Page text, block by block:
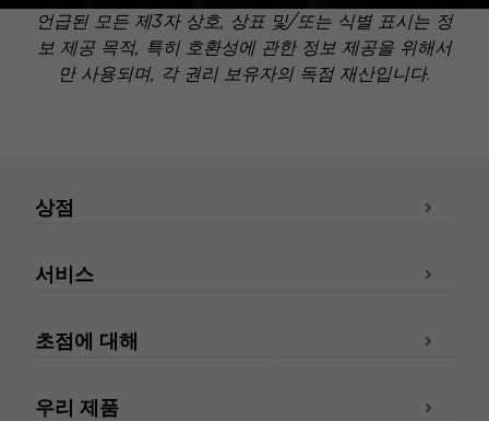
언급된 모든 제3자 상호, 상표 및/또는 식별 표시는 정
보 제공 목적, 특히 호환성에 관한 정보 제공을 위해서
만 사용되며, 각 권리 보유자의 독점 재산입니다.
상점
서비스
초점에 대해
우리 제품